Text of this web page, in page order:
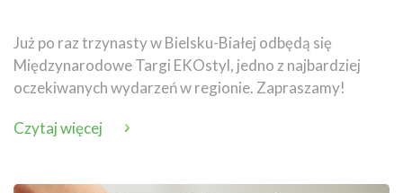
Już po raz trzynasty w Bielsku-Białej odbędą się
Międzynarodowe Targi EKOstyl, jedno z najbardziej
oczekiwanych wydarzeń w regionie. Zapraszamy!
Czytaj więcej